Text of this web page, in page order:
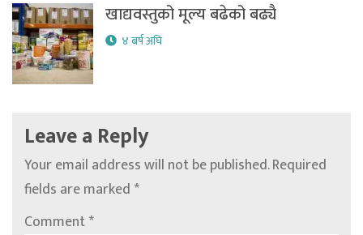
खाद्यवस्तुको मूल्य बढेको बढ्यै
४ बर्ष अघि
Leave a Reply
Your email address will not be published.Required
fields are marked*
Comment*